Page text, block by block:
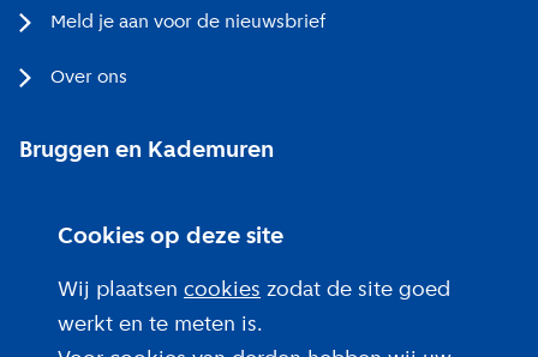
Cookies op deze site
Wij plaatsen cookies zodat de site goed
werkt en te meten is.
Meld je aan voor de nieuwsbrief
Over ons
Bruggen en Kademuren